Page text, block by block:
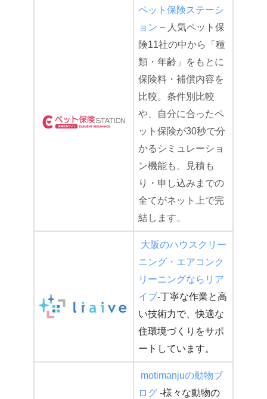
ペット保険ステーシ
ョン – 人気ペット保
険11社の中から「種
類・年齢」をもとに
保険料・補償内容を
比較。条件別比較
や、自分に合ったペ
ット保険が30秒で分
かるシミュレーショ
ン機能も。見積も
り・申し込みまでの
全てがネット上で完
結します。
大阪のハウスクリー
ニング・エアコンク
リーニングならリア
イブ-丁寧な作業と高
い技術力で、快適な
住環境づくりをサポ
ートしています。
motimanjuの動物ブ
ログ -様々な動物の